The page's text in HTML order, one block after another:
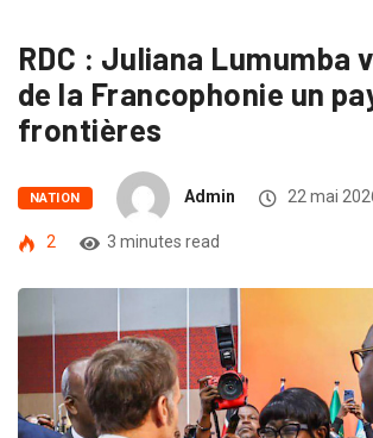
RDC : Juliana Lumumba
de la Francophonie un
frontières
NATION Admin 22 mai
2 3 minutes read